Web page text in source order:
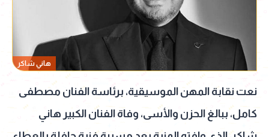
هاني شاكر
نعت نقابة المهن الموسيقية، برئاسة الفنان مصطفى
كامل، ببالغ الحزن والأسى، وفاة الفنان الكبير هاني